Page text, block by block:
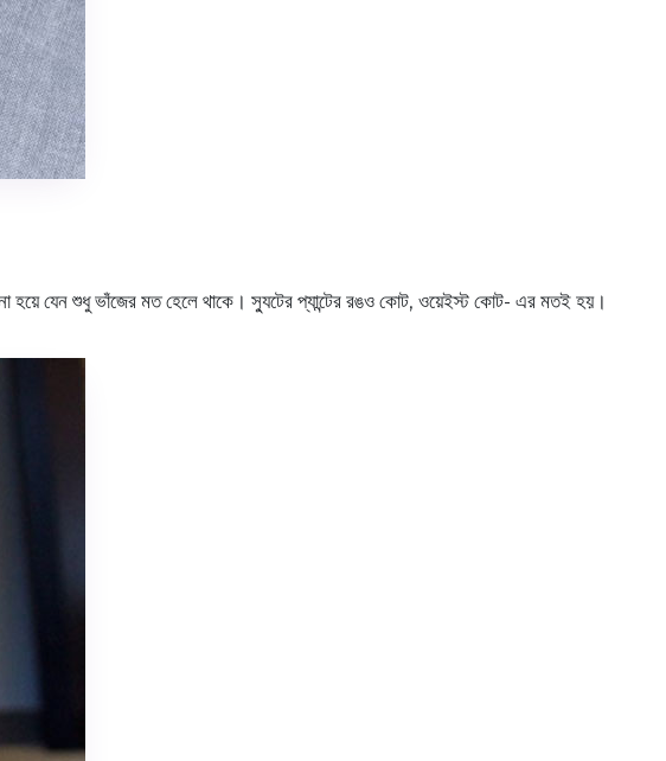
না হয়ে যেন শুধু ভাঁজের মত হেলে থাকে। স্যুটের প্যান্টের রঙও কোট, ওয়েইস্ট কোট- এর মতই হয়।